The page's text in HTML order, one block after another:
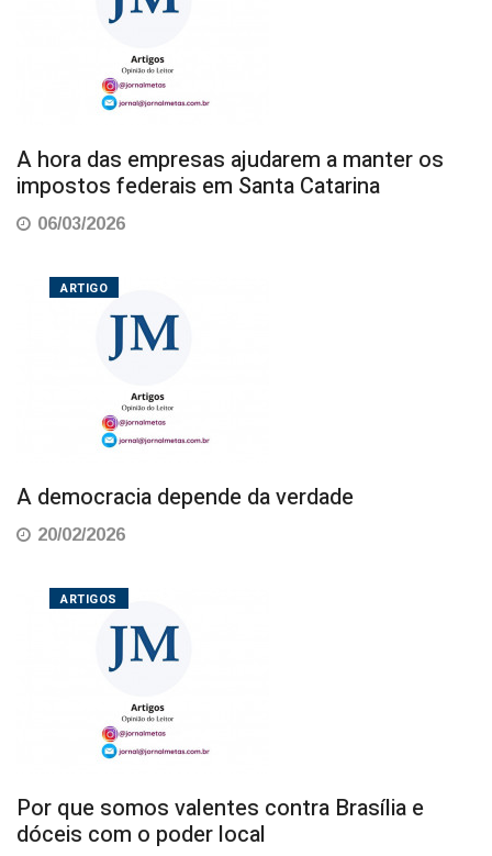
A hora das empresas ajudarem a manter os
impostos federais em Santa Catarina
06/03/2026
ARTIGO
A democracia depende da verdade
20/02/2026
ARTIGOS
Por que somos valentes contra Brasília e
dóceis com o poder local